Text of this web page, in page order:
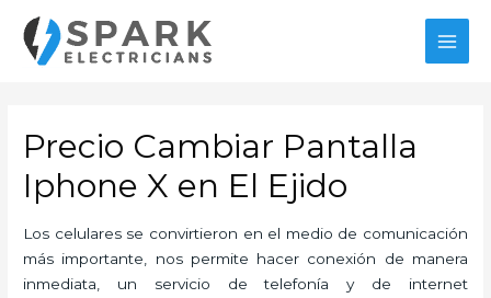
contenido
Precio Cambiar Pantalla
Iphone X en El Ejido
Los celulares se convirtieron en el medio de comunicación
más importante, nos permite hacer conexión de manera
inmediata, un servicio de telefonía y de internet